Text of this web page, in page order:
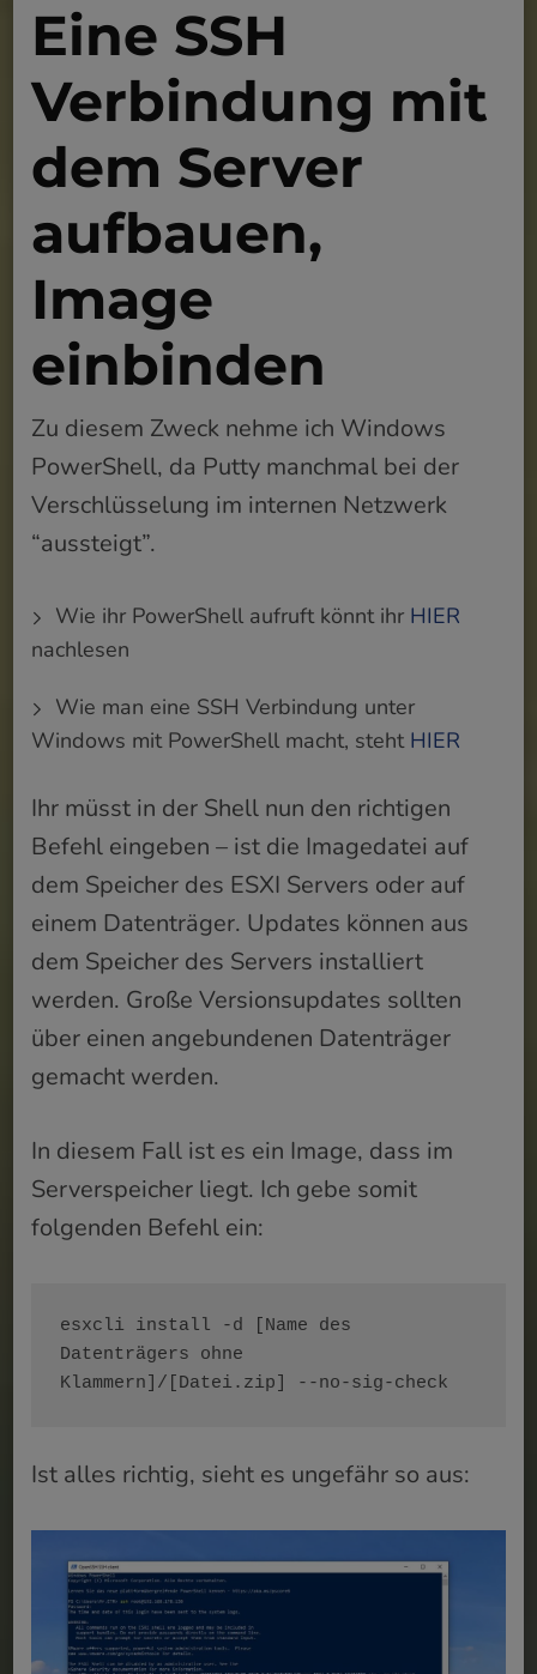
Eine SSH
Verbindung mit
dem Server
aufbauen,
Image
einbinden
Zu diesem Zweck nehme ich Windows
PowerShell, da Putty manchmal bei der
Verschlüsselung im internen Netzwerk
“aussteigt”.
Wie ihr PowerShell aufruft könnt ihr HIER
nachlesen
Wie man eine SSH Verbindung unter
Windows mit PowerShell macht, steht HIER
Ihr müsst in der Shell nun den richtigen
Befehl eingeben – ist die Imagedatei auf
dem Speicher des ESXI Servers oder auf
einem Datenträger. Updates können aus
dem Speicher des Servers installiert
werden. Große Versionsupdates sollten
über einen angebundenen Datenträger
gemacht werden.
In diesem Fall ist es ein Image, dass im
Serverspeicher liegt. Ich gebe somit
folgenden Befehl ein:
esxcli install -d [Name des
Datenträgers ohne
Klammern]/[Datei.zip] --no-sig-check
Ist alles richtig, sieht es ungefähr so aus: